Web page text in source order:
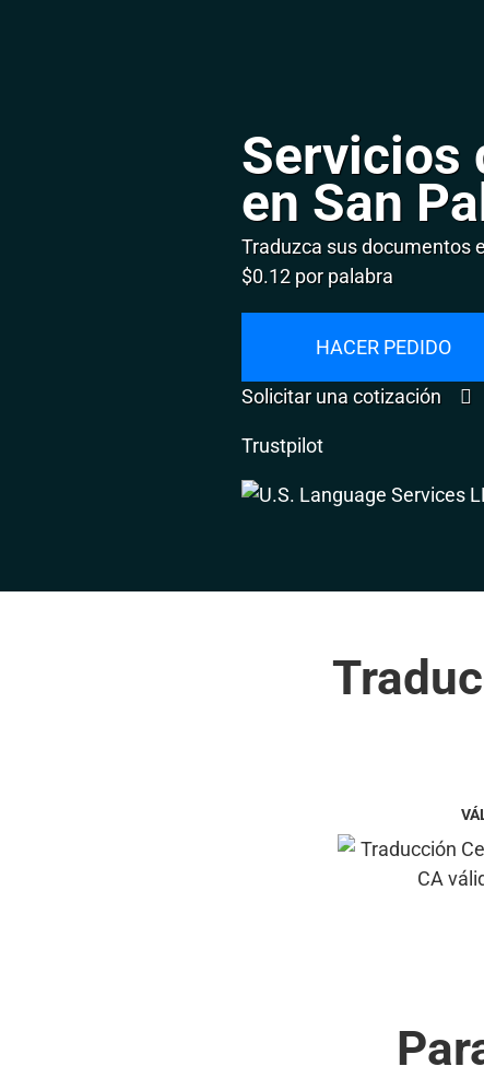
Servicios
en San
Traduzca sus documentos
$0.12 por palabra
HACER PEDIDO
Solicitar una cotización
Trustpilot